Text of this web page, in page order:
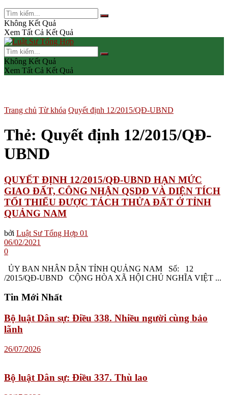
Không Kết Quả
Xem Tất Cả Kết Quả
Không Kết Quả
Xem Tất Cả Kết Quả
Trang chủ Từ khóa Quyết định 12/2015/QĐ-UBND
Thẻ: Quyết định 12/2015/QĐ-
UBND
QUYẾT ĐỊNH 12/2015/QĐ-UBND HẠN MỨC
GIAO ĐẤT, CÔNG NHẬN QSDĐ VÀ DIỆN TÍCH
TỐI THIỂU ĐƯỢC TÁCH THỬA ĐẤT Ở TỈNH
QUẢNG NAM
bởi Luật Sư Tổng Hợp 01
06/02/2021
0
ỦY BAN NHÂN DÂN TỈNH QUẢNG NAM Số: 12
/2015/QĐ-UBND CỘNG HÒA XÃ HỘI CHỦ NGHĨA VIỆT ...
Tin Mới Nhất
Bộ luật Dân sự: Điều 338. Nhiều người cùng bảo
lãnh
26/07/2026
Bộ luật Dân sự: Điều 337. Thù lao